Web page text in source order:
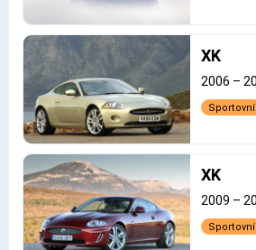
XK
2006 –
Sportovní
XK
2009 –
Sportovní